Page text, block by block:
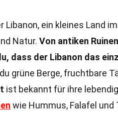
Libanon, ein kleines Land
Natur. Von antiken
dass der Libanon das
grüne Berge, fruchtbare
ist bekannt für ihre
wie Hummus, Falafel